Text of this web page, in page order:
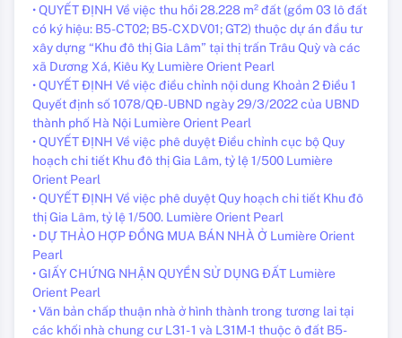
• QUYẾT ĐỊNH Về việc thu hồi 28.228 m² đất (gồm 03 lô đất
có ký hiệu: B5-CT02; B5-CXDV01; GT2) thuộc dự án đầu tư
xây dựng “Khu đô thị Gia Lâm” tại thị trấn Trâu Quỳ và các
xã Dương Xá, Kiêu Kỵ Lumière Orient Pearl
• QUYẾT ĐỊNH Về việc điều chỉnh nội dung Khoản 2 Điều 1
Quyết định số 1078/QĐ-UBND ngày 29/3/2022 của UBND
thành phố Hà Nội Lumière Orient Pearl
• QUYẾT ĐỊNH Về việc phê duyệt Điều chỉnh cục bộ Quy
hoạch chi tiết Khu đô thị Gia Lâm, tỷ lệ 1/500 Lumière
Orient Pearl
• QUYẾT ĐỊNH Về việc phê duyệt Quy hoạch chi tiết Khu đô
thị Gia Lâm, tỷ lệ 1/500. Lumière Orient Pearl
• DỰ THẢO HỢP ĐỒNG MUA BÁN NHÀ Ở Lumière Orient
Pearl
• GIẤY CHỨNG NHẬN QUYỀN SỬ DỤNG ĐẤT Lumière
Orient Pearl
• Văn bản chấp thuận nhà ở hình thành trong tương lai tại
các khối nhà chung cư L31- 1 và L31M-1 thuộc ô đất B5-